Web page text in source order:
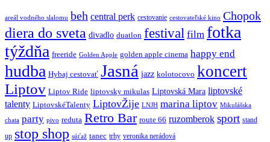
areál vodného slalomu beh central perk cestovanie cestovateľské kino Chopok
diera do sveta divadlo duatlon festival film fotka
týždňa freeride Golden Apple golden apple cinema happy end
hudba Hybaj cestovať Jasná jazz kolotocovo koncert
Liptov Liptov Ride liptovsky mikulas Liptovská Mara liptovské
talenty LiptovskéTalenty LiptovŽije LNJH marina liptov Mikulášska
chata party pivo reduta Retro Bar route 66 ruzomberok sport stand
up stop shop súťaž tanec trhy veronika nerádová